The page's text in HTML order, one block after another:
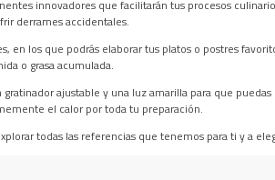
innovadores que facilitarán tus procesos
derrames accidentales.
en los que podrás elaborar tus platos o postres
o grasa acumulada.
ajustable y una luz amarilla para que
el calor por toda tu preparación.
todas las referencias que tenemos para ti y a